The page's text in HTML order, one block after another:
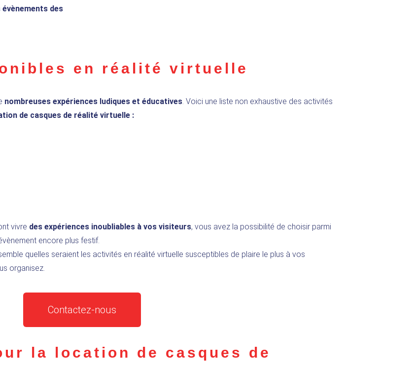
des
en réalité virtuelle
nombreuses expériences ludiques et éducatives. Voici une liste non exhaustive des activités
de casques de réalité virtuelle :
vivre des expériences inoubliables à vos visiteurs, vous avez la possibilité de choisir parmi
encore plus festif.
quelles seraient les activités en réalité virtuelle susceptibles de plaire le plus à vos
organisez.
Contactez-nous
la location de casques de